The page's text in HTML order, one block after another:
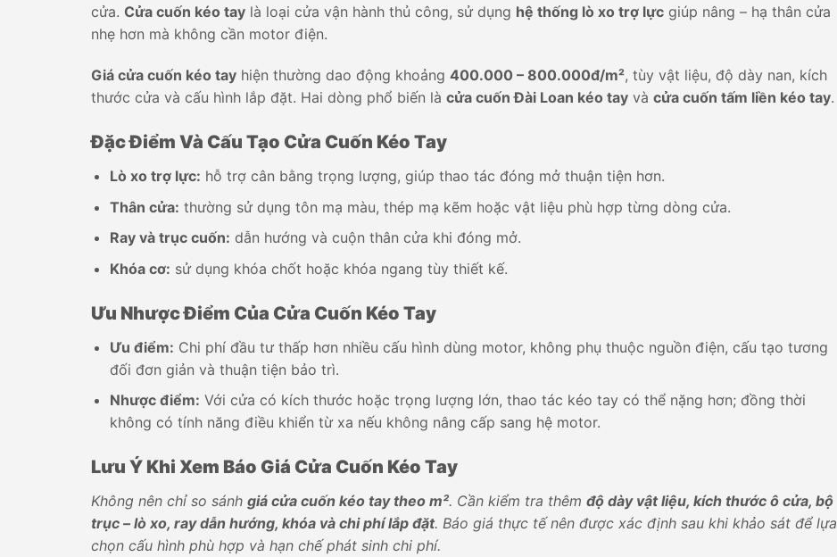
cửa. Cửa cuốn kéo tay là loại cửa vận hành thủ công, sử dụng hệ thống lò xo trợ lực giúp nâng – hạ thân cửa
nhẹ hơn mà không cần motor điện.
Giá cửa cuốn kéo tay hiện thường dao động khoảng 400.000 – 800.000đ/m², tùy vật liệu, độ dày nan, kích
thước cửa và cấu hình lắp đặt. Hai dòng phổ biến là cửa cuốn Đài Loan kéo tay và cửa cuốn tấm liền kéo tay.
Đặc Điểm Và Cấu Tạo Cửa Cuốn Kéo Tay
Lò xo trợ lực: hỗ trợ cân bằng trọng lượng, giúp thao tác đóng mở thuận tiện hơn.
Thân cửa: thường sử dụng tôn mạ màu, thép mạ kẽm hoặc vật liệu phù hợp từng dòng cửa.
Ray và trục cuốn: dẫn hướng và cuộn thân cửa khi đóng mở.
Khóa cơ: sử dụng khóa chốt hoặc khóa ngang tùy thiết kế.
Ưu Nhược Điểm Của Cửa Cuốn Kéo Tay
Ưu điểm: Chi phí đầu tư thấp hơn nhiều cấu hình dùng motor, không phụ thuộc nguồn điện, cấu tạo tương
đối đơn giản và thuận tiện bảo trì.
Nhược điểm: Với cửa có kích thước hoặc trọng lượng lớn, thao tác kéo tay có thể nặng hơn; đồng thời
không có tính năng điều khiển từ xa nếu không nâng cấp sang hệ motor.
Lưu Ý Khi Xem Báo Giá Cửa Cuốn Kéo Tay
Không nên chỉ so sánh giá cửa cuốn kéo tay theo m². Cần kiểm tra thêm độ dày vật liệu, kích thước ô cửa, bộ
trục – lò xo, ray dẫn hướng, khóa và chi phí lắp đặt. Báo giá thực tế nên được xác định sau khi khảo sát để lựa
chọn cấu hình phù hợp và hạn chế phát sinh chi phí.